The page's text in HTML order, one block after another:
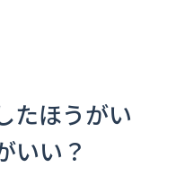
たほうがい
いい？